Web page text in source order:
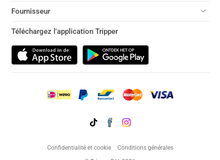
Fournisseur
Téléchargez l'application Tripper
Confidentialité et cookie
Conditions générales